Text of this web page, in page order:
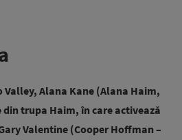
Valley, Alana Kane (Alana Haim,
trupa Haim, în care activează
Valentine (Cooper Hoffman –